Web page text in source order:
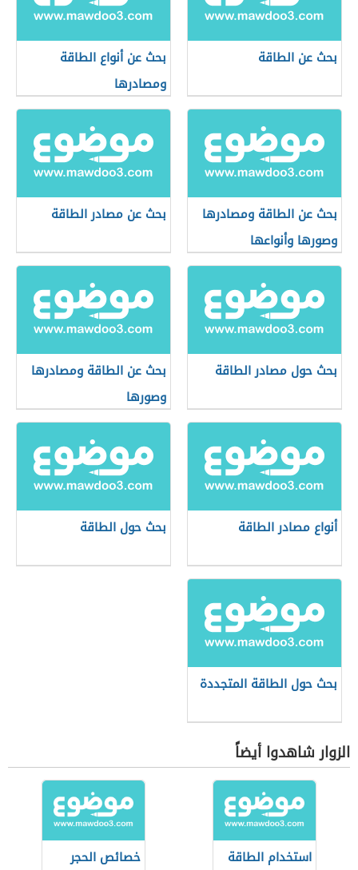
بحث عن الطاقة
بحث عن أنواع الطاقة
ومصادرها
بحث عن الطاقة ومصادرها
وصورها وأنواعها
بحث عن مصادر الطاقة
بحث حول مصادر الطاقة
بحث عن الطاقة ومصادرها
وصورها
أنواع مصادر الطاقة بحث حول الطاقة
بحث حول الطاقة المتجددة
الزوار شاهدوا أيضاً
استخدام الطاقة
خصائص الحجر